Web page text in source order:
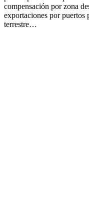
compensación por zona
exportaciones por puertos
terrestre…